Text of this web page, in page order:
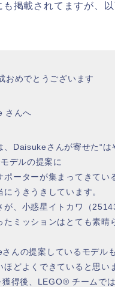
掲載されてますが、
おめでとうございます
さんへ
、Daisukeさんが寄せた“は
デルの提案に
ポーターが集まってきてい
にうきうきしています。
が、小惑星イトカワ（
たミッションはとても素晴
んの提案しているモデル
ほどよくできていると思い
得後、LEGO® チームで